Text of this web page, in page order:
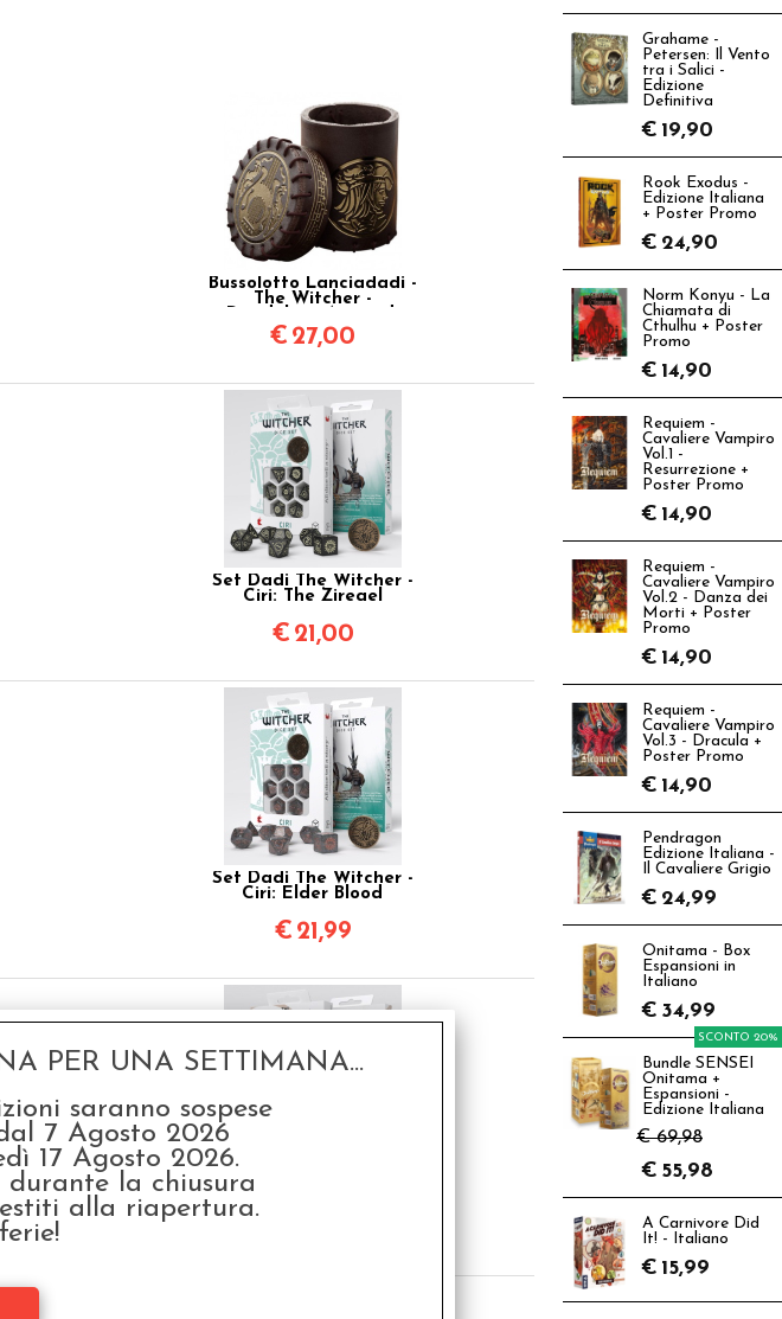
Bussolotto Lanciadadi -
The Witcher -
Pegasus
€ 27,00
Set Dadi The Witcher -
Ciri: The Zireael
€ 21,00
Set Dadi The Witcher -
Ciri: Elder Blood
€ 21,99
Set Dadi The Witcher -
Geralt: The White Wolf
Grahame -
Petersen: Il Vento
tra i Salici -
Edizione
Definitiva
€ 19,90
Rook Exodus -
Edizione Italiana
+ Poster Promo
€ 24,90
Norm Konyu - La
Chiamata di
Cthulhu + Poster
Promo
€ 14,90
Requiem -
Cavaliere Vampiro
Vol.1 -
Resurrezione +
Poster Promo
€ 14,90
Requiem -
Cavaliere Vampiro
Vol.2 - Danza dei
Morti + Poster
Promo
€ 14,90
Requiem -
Cavaliere Vampiro
Vol.3 - Dracula +
Poster Promo
€ 14,90
Pendragon
Edizione Italiana -
Il Cavaliere Grigio
€ 24,99
Onitama - Box
Espansioni in
Italiano
€ 34,99
Bundle SENSEI
Onitama +
Espansioni -
Edizione Italiana
€ 69,98
SCONTO 20%
€ 55,98
A Carnivore Did
It! - Italiano
€ 15,99
PER UNA SETTIMANA...
saranno sospese
7 Agosto 2026
17 Agosto 2026.
la chiusura
alla riapertura.